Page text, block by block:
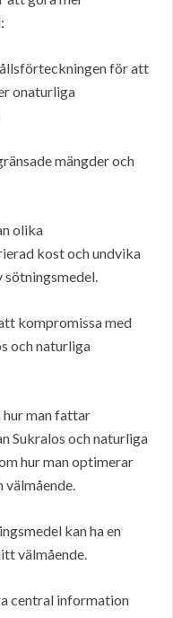
för att
onaturliga
mängder och
olika
kost och undvika
sötningsmedel.
kompromissa med
och naturliga
hur man fattar
Sukralos och naturliga
hur man optimerar
kan ha en
välmående.
central information